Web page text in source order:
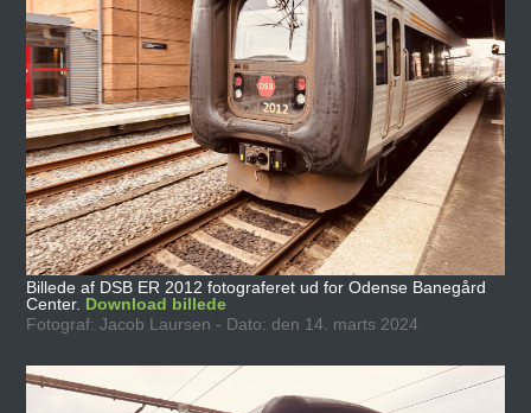
Billede af DSB ER 2012 fotograferet ud for Odense Banegård
Center. Download billede
Fotograf: Jacob Laursen - Dato: den 14. marts 2024